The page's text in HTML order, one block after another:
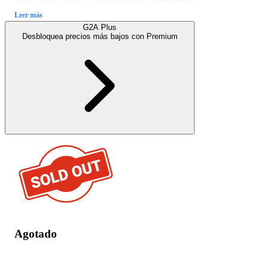
Leer más
G2A Plus
Desbloquea precios más bajos con Premium
Agotado